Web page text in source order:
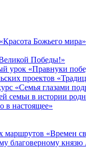
Божьего мира»
Победы!»
урок «Правнуки
проектов
«Семья глазами
семьи в истории
в настоящее»
маршрутов «Времен
благоверному